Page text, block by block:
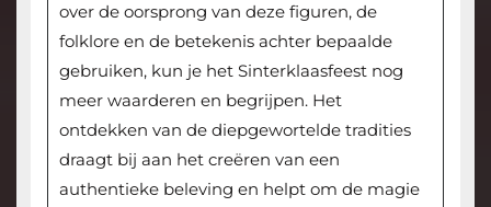
over de oorsprong van deze figuren, de
folklore en de betekenis achter bepaalde
gebruiken, kun je het Sinterklaasfeest nog
meer waarderen en begrijpen. Het
ontdekken van de diepgewortelde tradities
draagt bij aan het creëren van een
authentieke beleving en helpt om de magie